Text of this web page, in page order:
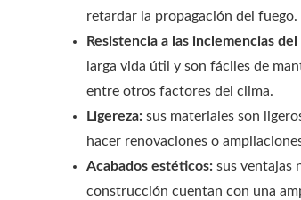
retardar la propagación del fuego.
Resistencia a las inclemencias
larga vida útil y son fáciles de
entre otros factores del clima.
Ligereza: sus materiales son
hacer renovaciones o
Acabados estéticos: sus ventajas
construcción cuentan con una